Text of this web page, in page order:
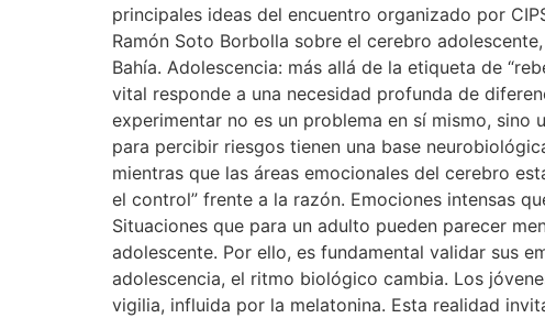
principales ideas del encuentro organizado por
Ramón Soto Borbolla sobre el cerebro
Bahía. Adolescencia: más allá de la etiqueta de
vital responde a una necesidad profunda de
experimentar no es un problema en sí mismo,
para percibir riesgos tienen una base
mientras que las áreas emocionales del cerebro
el control” frente a la razón. Emociones intensas
Situaciones que para un adulto pueden parecer
adolescente. Por ello, es fundamental validar sus
adolescencia, el ritmo biológico cambia. Los
vigilia, influida por la melatonina. Esta realidad